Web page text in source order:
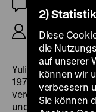
R: Yulie
Yulie Gerstel
1978 zum ersten
verdächtig. Ich
und wir waren
2)
Diese
die
auf unserer
können wir
verbessern
Sie können